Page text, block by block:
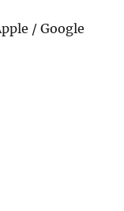
/ Google